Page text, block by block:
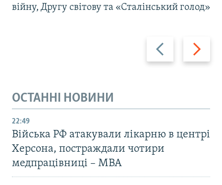
Назад Вперед
війну, Другу світову та «Сталінський голод»
ОСТАННІ НОВИНИ
22:49
Війська РФ атакували лікарню в центрі
Херсона, постраждали чотири
медпрацівниці – МВА